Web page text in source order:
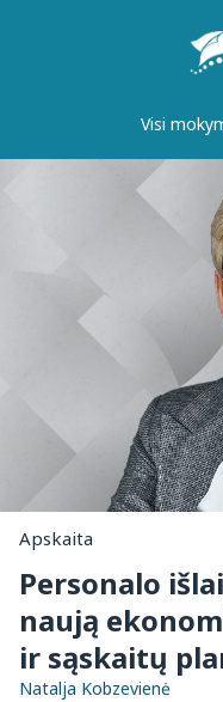
Visi
Apskaita
Personalo
naują
ir sąskaitų
Natalja Kobzevienė